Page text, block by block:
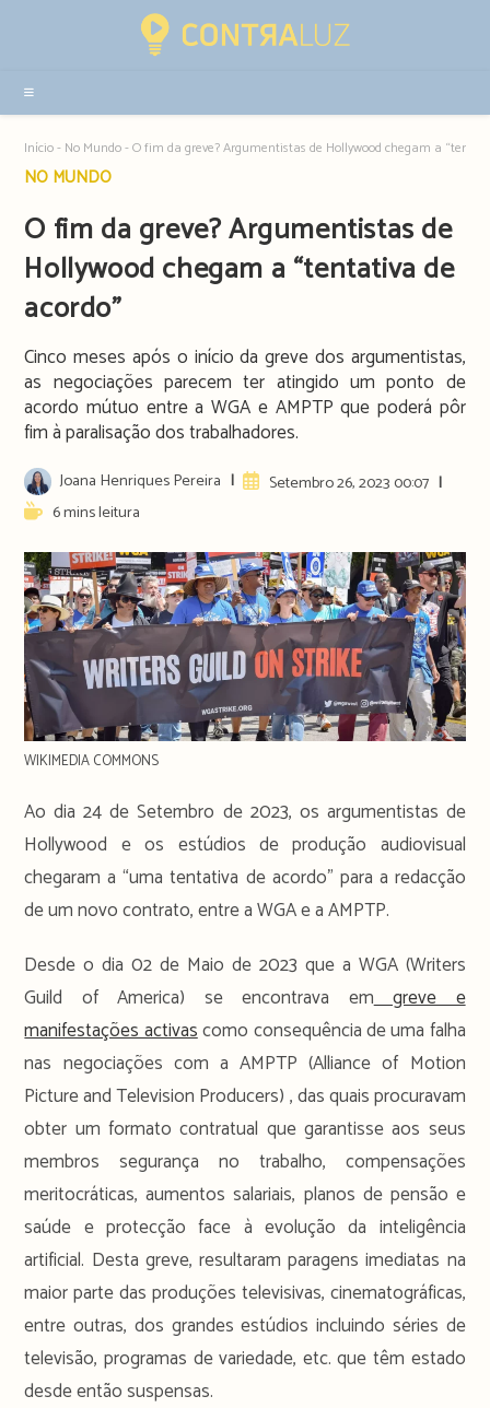
sidebar
Início- No Mundo-O fim da greve? Argumentistas de Hollywood chegam a
Post
NO MUNDO
O fim da greve? Argumentistas de
Hollywood chegam a “tentativa de
acordo”
Cinco meses após o início da greve dos argumentistas,
as negociações parecem ter atingido um ponto de
acordo mútuo entre a WGA e AMPTP que poderá pôr
fim à paralisação dos trabalhadores.
Post
author:
Joana Henriques Pereira
ArtigoSetembro 26, 2023 00:07
Reading6 mins leitura
WIKIMEDIA COMMONS
Ao dia 24 de Setembro de 2023, os argumentistas de
Hollywood e os estúdios de produção audiovisual
chegaram a “uma tentativa de acordo” para a redacção
de um novo contrato, entre a WGA e a AMPTP.
Desde o dia 02 de Maio de 2023 que a WGA (Writers
Guild of America) se encontrava emgreve e
manifestações activascomo consequência de uma falha
nas negociações com a AMPTP (Alliance of Motion
Picture and Television Producers) , das quais procuravam
obter um formato contratual que garantisse aos seus
membros segurança no trabalho, compensações
meritocráticas, aumentos salariais, planos de pensão e
saúde e protecção face à evolução da inteligência
artificial. Desta greve, resultaram paragens imediatas na
maior parte das produções televisivas, cinematográficas,
entre outras, dos grandes estúdios incluindo séries de
televisão, programas de variedade, etc. que têm estado
desde então suspensas.